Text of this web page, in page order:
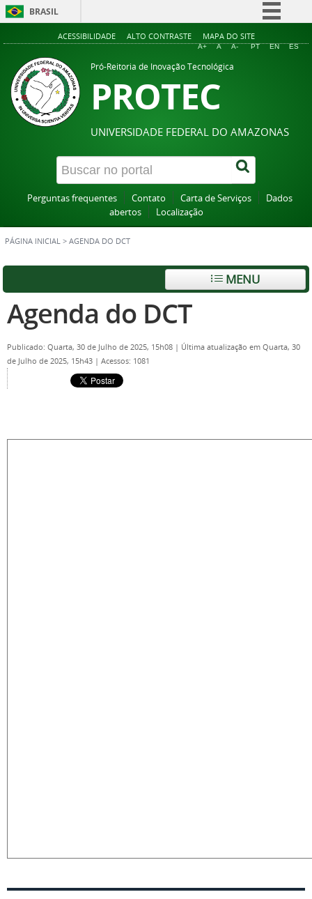
BRASIL
Simplifique!
Acesso à informação
ACESSIBILIDADE ALTO CONTRASTE MAPA DO SITE
A+ A A- PT EN ES
Pró-Reitoria de Inovação Tecnológica
PROTEC
UNIVERSIDADE FEDERAL DO AMAZONAS
Perguntas frequentes Contato Carta de Serviços
Dados
abertos
Localização
PÁGINA INICIAL > AGENDA DO DCT
MENU
Agenda do DCT
Publicado: Quarta, 30 de Julho de 2025, 15h08 | Última atualização em Quarta, 30
de Julho de 2025, 15h43 | Acessos: 1081